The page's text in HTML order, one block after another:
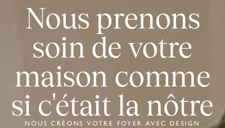
Nous prenons
soin de votre
maison comme
si c'était la nôtre
NOUS CRÉONS VOTRE FOYER AVEC DESIGN